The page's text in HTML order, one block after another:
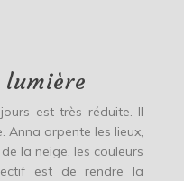
lumière
est très réduite. Il
Anna arpente les lieux,
la neige, les couleurs
est de rendre la